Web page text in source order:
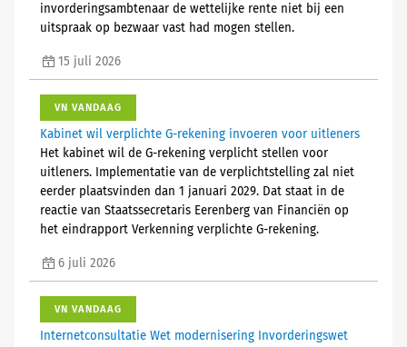
invorderingsambtenaar de wettelijke rente niet bij een
uitspraak op bezwaar vast had mogen stellen.
15 juli 2026
VN VANDAAG
Kabinet wil verplichte G-rekening invoeren voor uitleners
Het kabinet wil de G-rekening verplicht stellen voor
uitleners. Implementatie van de verplichtstelling zal niet
eerder plaatsvinden dan 1 januari 2029. Dat staat in de
reactie van Staatssecretaris Eerenberg van Financiën op
het eindrapport Verkenning verplichte G-rekening.
6 juli 2026
VN VANDAAG
Internetconsultatie Wet modernisering Invorderingswet